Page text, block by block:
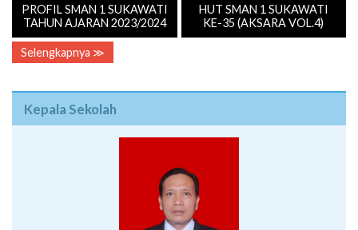
PROFIL SMAN 1 SUKAWATI
TAHUN AJARAN 2023/2024
HUT SMAN 1 SUKAWATI
KE-35 (AKSARA VOL.4)
Selengkapnya ≫
Kepala Sekolah